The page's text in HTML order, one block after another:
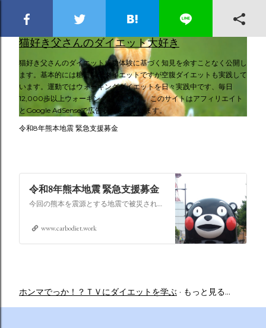
スキップしてメイン コンテンツに移動
猫好き父さんのダイエット大好き
猫好き父さんのダイエット成功体験に基づく知見を余すことなく公開し
ます。基本的には糖質制限ダイエットですが空腹ダイエットも実践して
います。運動ではウォーキングダイエットを日々実践中です、毎日
12,000歩以上ウォーキングしています。このサイトはアフィリエイト
とGoogle AdSenseで広告収入を得ています。
令和8年熊本地震 緊急支援募金
令和8年熊本地震 緊急支援募金
今回の熊本を震源とする地震で被災された皆さままだまだ余震も続き大変な時間を過ごされていると思います。心よりお見舞い申し上げます
www.carbodiet.work
ホンマでっか！？ＴＶにダイエットを学ぶ もっと見る…